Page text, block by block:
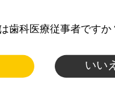
歯科医療従事者ですか
いいえ